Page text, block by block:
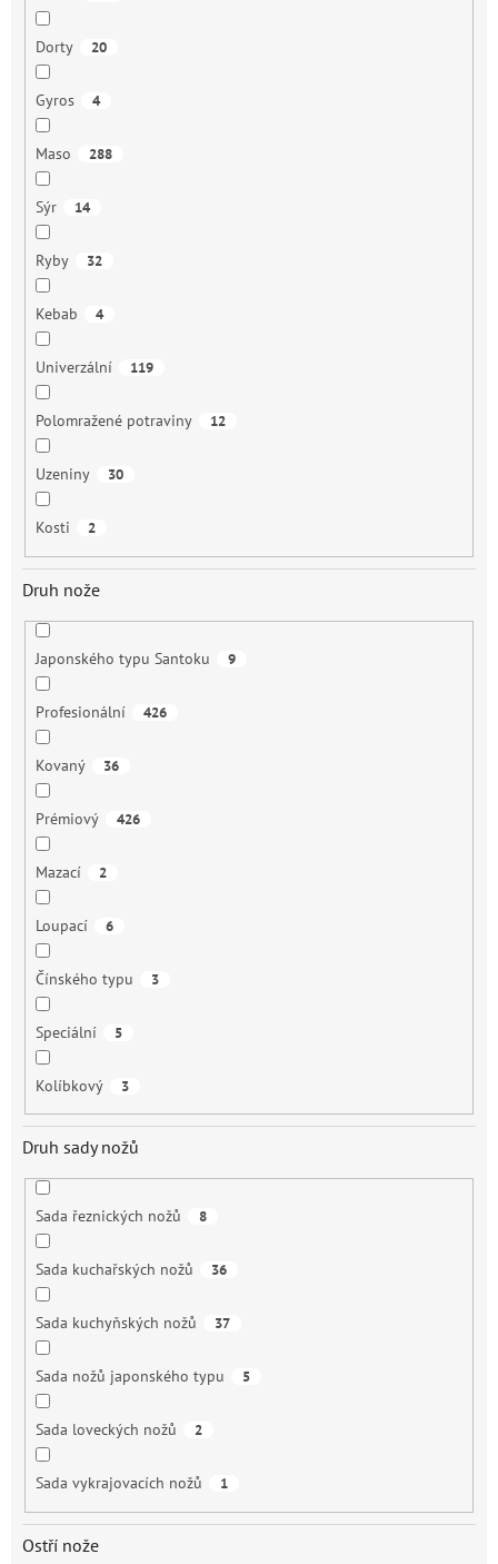
Dorty 20
Gyros 4
Maso 288
Sýr 14
Ryby 32
Kebab 4
Univerzální 119
Polomražené potraviny 12
Uzeniny 30
Kosti 2
Druh nože
Japonského typu Santoku 9
Profesionální 426
Kovaný 36
Prémiový 426
Mazací 2
Loupací 6
Čínského typu 3
Speciální 5
Kolíbkový 3
Druh sady nožů
Sada řeznických nožů 8
Sada kuchařských nožů 36
Sada kuchyňských nožů 37
Sada nožů japonského typu 5
Sada loveckých nožů 2
Sada vykrajovacích nožů 1
Ostří nože